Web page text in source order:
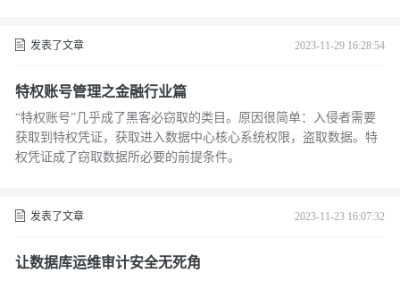
发表了文章 2023-11-29 16:28:54
特权账号管理之金融行业篇
“特权账号”几乎成了黑客必窃取的类目。原因很简单：入侵者需要
获取到特权凭证，获取进入数据中心核心系统权限，盗取数据。特
权凭证成了窃取数据所必要的前提条件。
发表了文章 2023-11-23 16:07:32
让数据库运维审计安全无死角